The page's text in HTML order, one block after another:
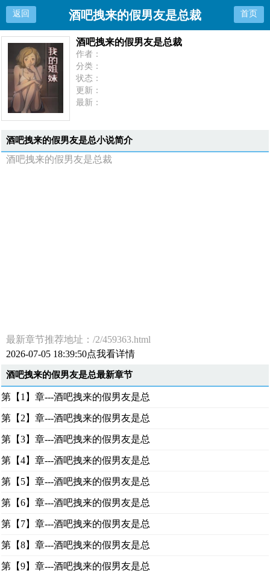
返回 酒吧拽来的假男友是总裁 首页
酒吧拽来的假男友是总裁
作者：
分类：
状态：
更新：
最新：
酒吧拽来的假男友是总小说简介
酒吧拽来的假男友是总裁
最新章节推荐地址：/2/459363.html
2026-07-05 18:39:50点我看详情
酒吧拽来的假男友是总最新章节
第【1】章---酒吧拽来的假男友是总
第【2】章---酒吧拽来的假男友是总
第【3】章---酒吧拽来的假男友是总
第【4】章---酒吧拽来的假男友是总
第【5】章---酒吧拽来的假男友是总
第【6】章---酒吧拽来的假男友是总
第【7】章---酒吧拽来的假男友是总
第【8】章---酒吧拽来的假男友是总
第【9】章---酒吧拽来的假男友是总